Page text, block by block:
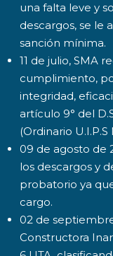
una falta leve y
descargos, se le
sanción mínima.
11 de julio, SMA
cumplimiento,
integridad,
artículo 9° del
(Ordinario U.I.P.S
09 de agosto de
los descargos y
probatorio ya
cargo.
02 de
Constructora